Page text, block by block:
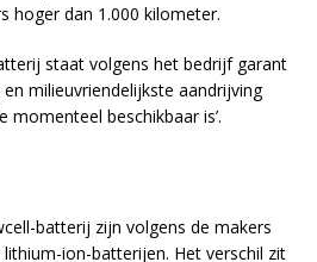
hoger dan 1.000 kilometer.
staat volgens het bedrijf garant
milieuvriendelijkste aandrijving
momenteel beschikbaar is’.
batterij zijn volgens de makers
ion-batterijen. Het verschil zit